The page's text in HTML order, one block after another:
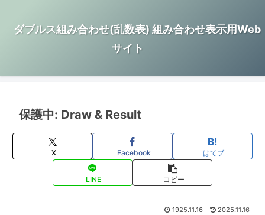
ダブルス組み合わせ(乱数表) 組み合わせ表示用Web
サイト
保護中: Draw & Result
X Facebook はてブ
LINE コピー
1925.11.16 2025.11.16